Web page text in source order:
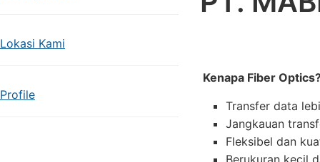
Lokasi Kami
Profile
Kenapa Fiber
Transfer data
Jangkauan
Fleksibel dan
Berukuran kecil